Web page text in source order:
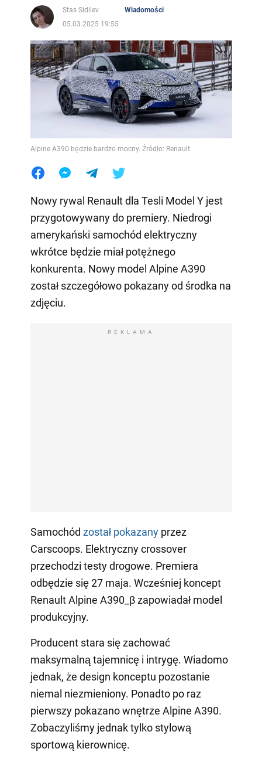
Stas Sidilev
Wiadomości
05.03.2025 19:55
Alpine A390 będzie bardzo mocny. Źródło: Renault
Nowy rywal Renault dla Tesli Model Y jest
przygotowywany do premiery. Niedrogi
amerykański samochód elektryczny
wkrótce będzie miał potężnego
konkurenta. Nowy model Alpine A390
został szczegółowo pokazany od środka na
zdjęciu.
REKLAMA
Samochód został pokazanyprzez
Carscoops. Elektryczny crossover
przechodzi testy drogowe. Premiera
odbędzie się 27 maja. Wcześniej koncept
Renault Alpine A390_β zapowiadał model
produkcyjny.
Producent stara się zachować
maksymalną tajemnicę i intrygę. Wiadomo
jednak, że design konceptu pozostanie
niemal niezmieniony. Ponadto po raz
pierwszy pokazano wnętrze Alpine A390.
Zobaczyliśmy jednak tylko stylową
sportową kierownicę.